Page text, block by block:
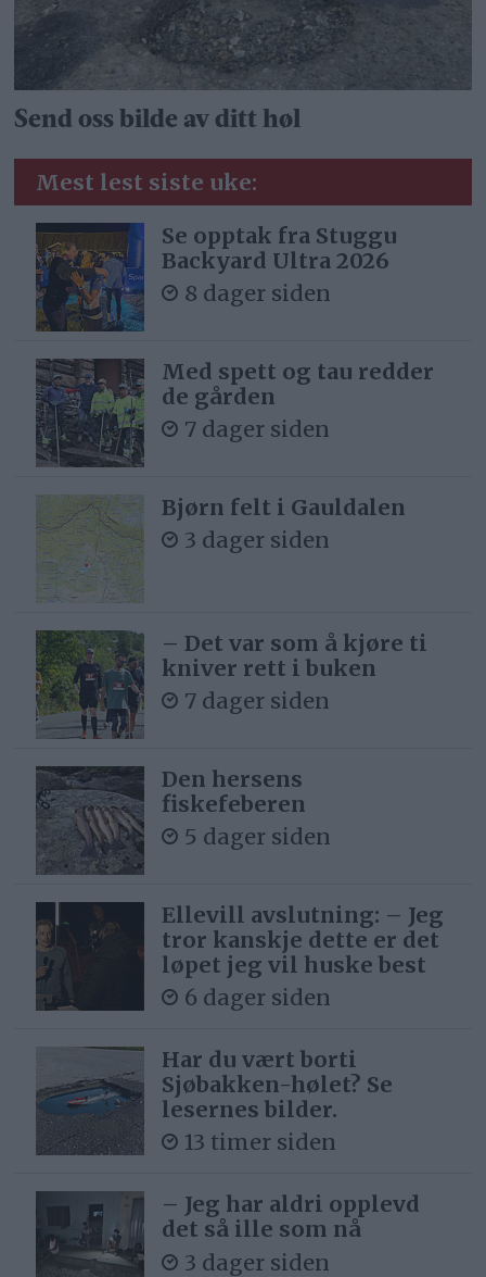
Send oss bilde av ditt høl
Mest lest siste uke:
Se opptak fra Stuggu
Backyard Ultra 2026
8 dager siden
Med spett og tau redder
de gården
7 dager siden
Bjørn felt i Gauldalen
3 dager siden
– Det var som å kjøre ti
kniver rett i buken
7 dager siden
Den hersens
fiskefeberen
5 dager siden
Ellevill avslutning: – Jeg
tror kanskje dette er det
løpet jeg vil huske best
6 dager siden
Har du vært borti
Sjøbakken-hølet? Se
lesernes bilder.
13 timer siden
– Jeg har aldri opplevd
det så ille som nå
3 dager siden